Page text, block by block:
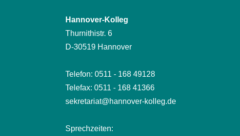
Hannover-Kolleg
Thurnithistr. 6
D-30519 Hannover
Telefon: 0511 - 168 49128
Telefax: 0511 - 168 41366
sekretariat@hannover-kolleg.de
Sprechzeiten: